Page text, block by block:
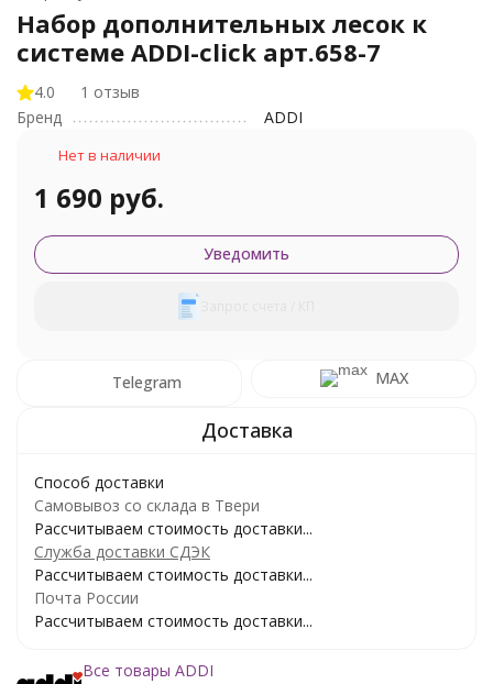
Набор дополнительных лесок к
системе ADDI-click арт.658-7
4.0
1 отзыв
Бренд
ADDI
Нет в наличии
1 690 руб.
Уведомить
Telegram MAX
Способ доставки
Самовывоз со склада в Твери
Рассчитываем стоимость доставки...
Служба доставки СДЭК
Рассчитываем стоимость доставки...
Почта России
Рассчитываем стоимость доставки...
Все товары ADDI